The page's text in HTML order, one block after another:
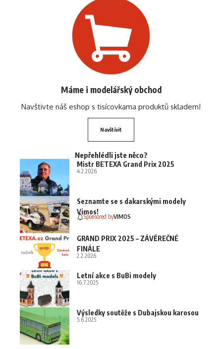
Máme i modelářský obchod
Navštivte náš eshop s tisícovkama produktů skladem!
Navštívit
Nepřehlédli jste něco?
Mistr BETEXA Grand Prix 2025
4.2.2026
Seznamte se s dakarskými modely
Vimos!
Sponsored byVIMOS
GRAND PRIX 2025 – ZÁVĚREČNÉ
FINÁLE
2.2.2026
Letní akce s BuBi modely
16.7.2025
Výsledky soutěže s Dubajskou karosou
5.6.2025